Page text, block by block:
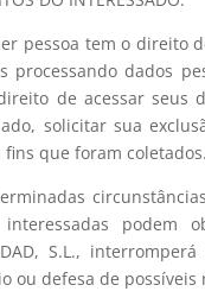
pessoa tem o direito
processando dados
de acessar seus
solicitar sua
fins que foram
podem
S.L.,
ou defesa de possíveis